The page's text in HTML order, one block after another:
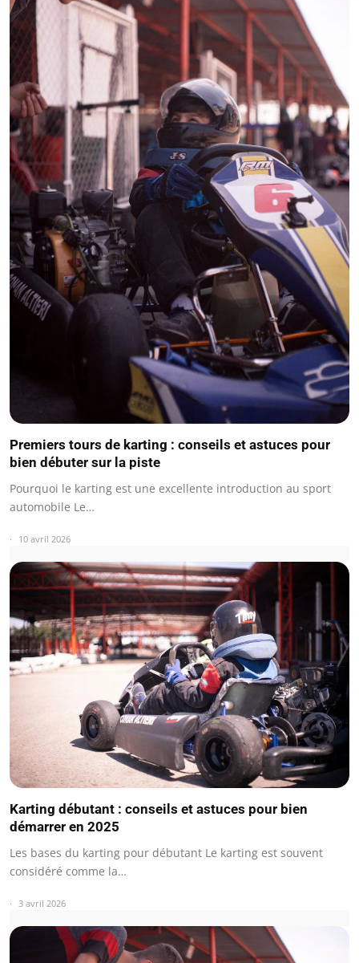
Premiers tours de karting : conseils et astuces pour
bien débuter sur la piste
Pourquoi le karting est une excellente introduction au sport
automobile Le…
10 avril 2026
Karting débutant : conseils et astuces pour bien
démarrer en 2025
Les bases du karting pour débutant Le karting est souvent
considéré comme la…
3 avril 2026